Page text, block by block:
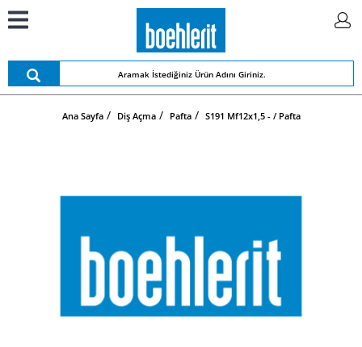
Ana Sayfa Diş Açma Pafta S191 Mf12x1,5 - / Pafta